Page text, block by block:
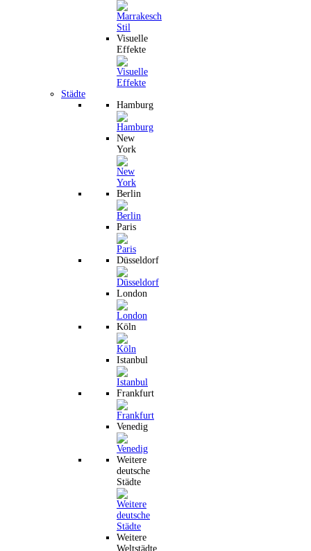
Visuelle
Effekte
Städte
Hamburg
New
York
Berlin
Paris
Düsseldorf
London
Köln
Istanbul
Frankfurt
Venedig
Weitere
deutsche
Städte
Weitere
Weltstädte